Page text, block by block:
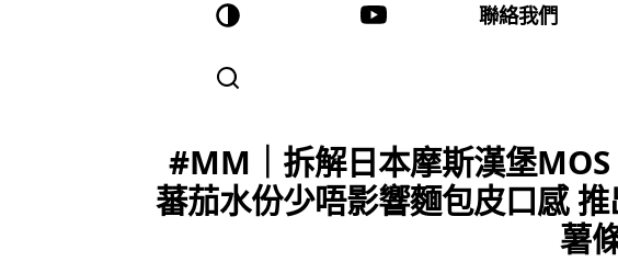
聯絡我們
#MM｜拆解日本摩斯漢堡MOS
蕃茄水份少唔影響麵包皮口感
薯